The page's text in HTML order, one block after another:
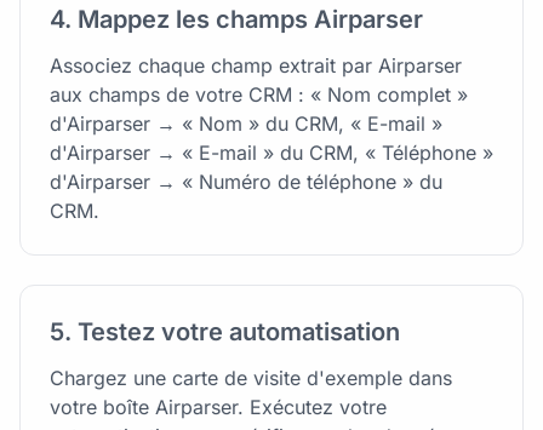
4. Mappez les champs Airparser
Associez chaque champ extrait par Airparser
aux champs de votre CRM : « Nom complet »
d'Airparser → « Nom » du CRM, « E-mail »
d'Airparser → « E-mail » du CRM, « Téléphone »
d'Airparser → « Numéro de téléphone » du
CRM.
5. Testez votre automatisation
Chargez une carte de visite d'exemple dans
votre boîte Airparser. Exécutez votre